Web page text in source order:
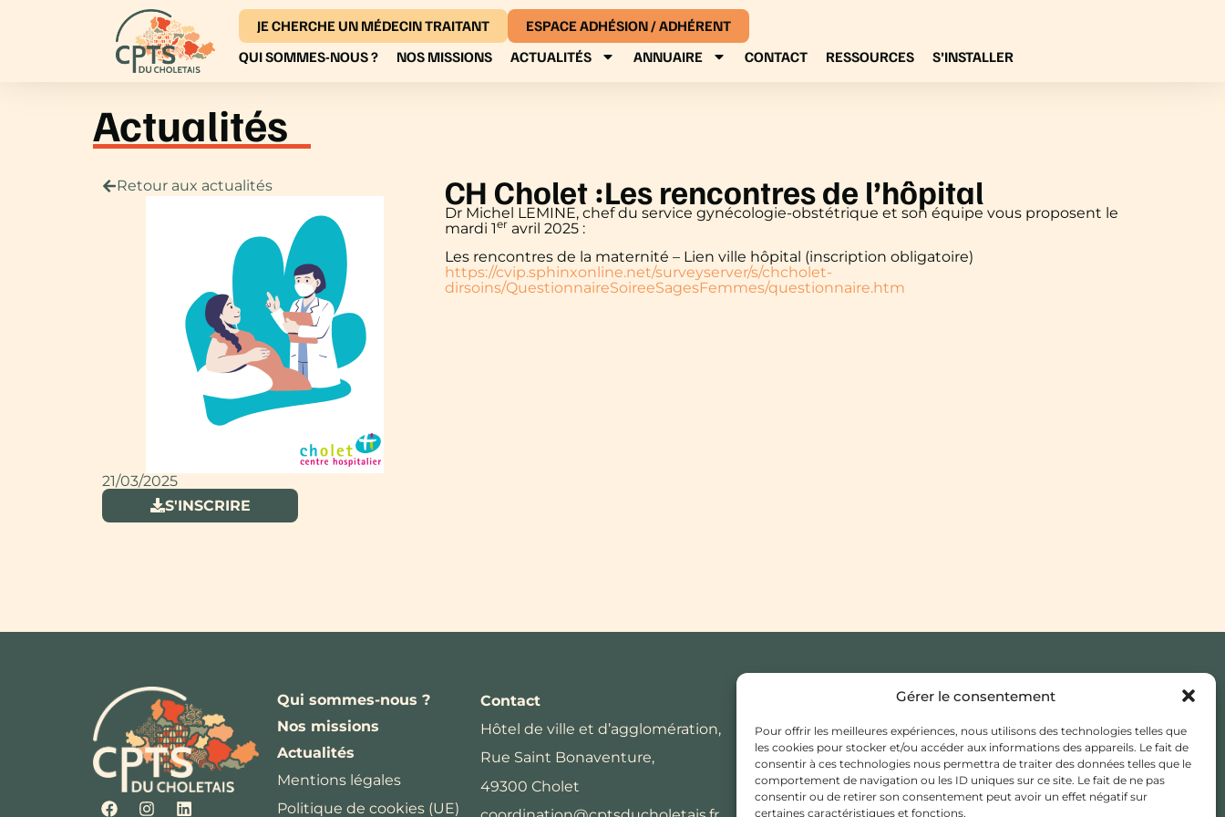
Gérer le consentement
Pour offrir les meilleures expériences, nous utilisons des technologies telles que
les cookies pour stocker et/ou accéder aux informations des appareils. Le fait de
consentir à ces technologies nous permettra de traiter des données telles que le
comportement de navigation ou les ID uniques sur ce site. Le fait de ne pas
consentir ou de retirer son consentement peut avoir un effet négatif sur
certaines caractéristiques et fonctions.
JE CHERCHE UN MÉDECIN TRAITANT
ESPACE ADHÉSION / ADHÉRENT
QUI SOMMES-NOUS ?
NOS MISSIONS ACTUALITÉS ANNUAIRE CONTACT RESSOURCES S’INSTALLER
Actualités
Retour aux actualités
21/03/2025
S'INSCRIRE
CH Cholet :Les rencontres de l’hôpital
Dr Michel LEMINE, chef du service gynécologie-obstétrique et son équipe vous proposent le
mardi 1er avril 2025 :
Les rencontres de la maternité – Lien ville hôpital (inscription obligatoire)
https://cvip.sphinxonline.net/surveyserver/s/chcholet-
dirsoins/QuestionnaireSoireeSagesFemmes/questionnaire.htm
Qui sommes-nous ?
Nos missions
Actualités
Mentions légales
Politique de cookies (UE)
Contact
Hôtel de ville et d’agglomération,
Rue Saint Bonaventure,
49300 Cholet
JE CHERCHE UN MÉDECIN
ESPACE ADHÉSION /
ADHÉRENT